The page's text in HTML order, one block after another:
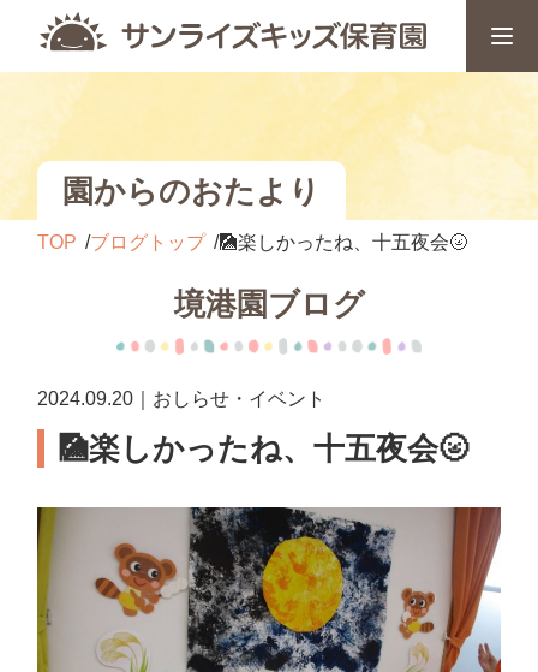
園からのおたより
TOP ブログトップ 🎑楽しかったね、十五夜会🌝
境港園ブログ
2024.09.20｜おしらせ・イベント
🎑楽しかったね、十五夜会🌝